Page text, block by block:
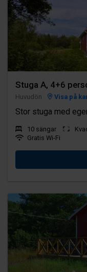
Stuga A, 4+6
Huvudön Visa på
Stor stuga med
10 sängar
Gratis Wi-Fi